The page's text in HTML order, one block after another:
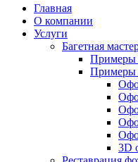
Главная
О компании
Услуги
Багетная
Примеры
Примеры
3D